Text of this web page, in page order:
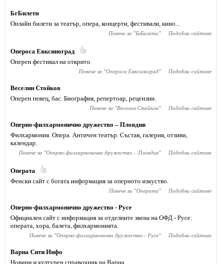
БгБилети
Онлайн билети за театър, опера, концерти, фестивали, кино...
Повече за "БгБилети" Подобни сайтове
Опероса Евксиноград
Оперен фестивал на открито.
Повече за "Опероса Евксиноград" Подобни сайтове
Веселин Стойков
Оперен певец, бас. Биография, репертоар, рецензии.
Повече за "Веселин Стойков" Подобни сайтове
Оперно-филхармонично дружество – Пловдив
Филхармония. Опера. Античен театър. Състав, галерия, отзиви,
календар.
Повече за "Оперно-филхармонично дружество – Пловдив" Подобни сайтове
Операта
Фенски сайт с богата информация за оперното изкуство.
Повече за "Операта" Подобни сайтове
Оперно-филхармонично дружество - Русе
Официален сайт с информация за отделните звена на ОФД - Русе:
операта, хора, балета, филхармонията.
Повече за "Оперно-филхармонично дружество - Русе" Подобни сайтове
Варна Сити Инфо
Новини и културен справочник на Варна.